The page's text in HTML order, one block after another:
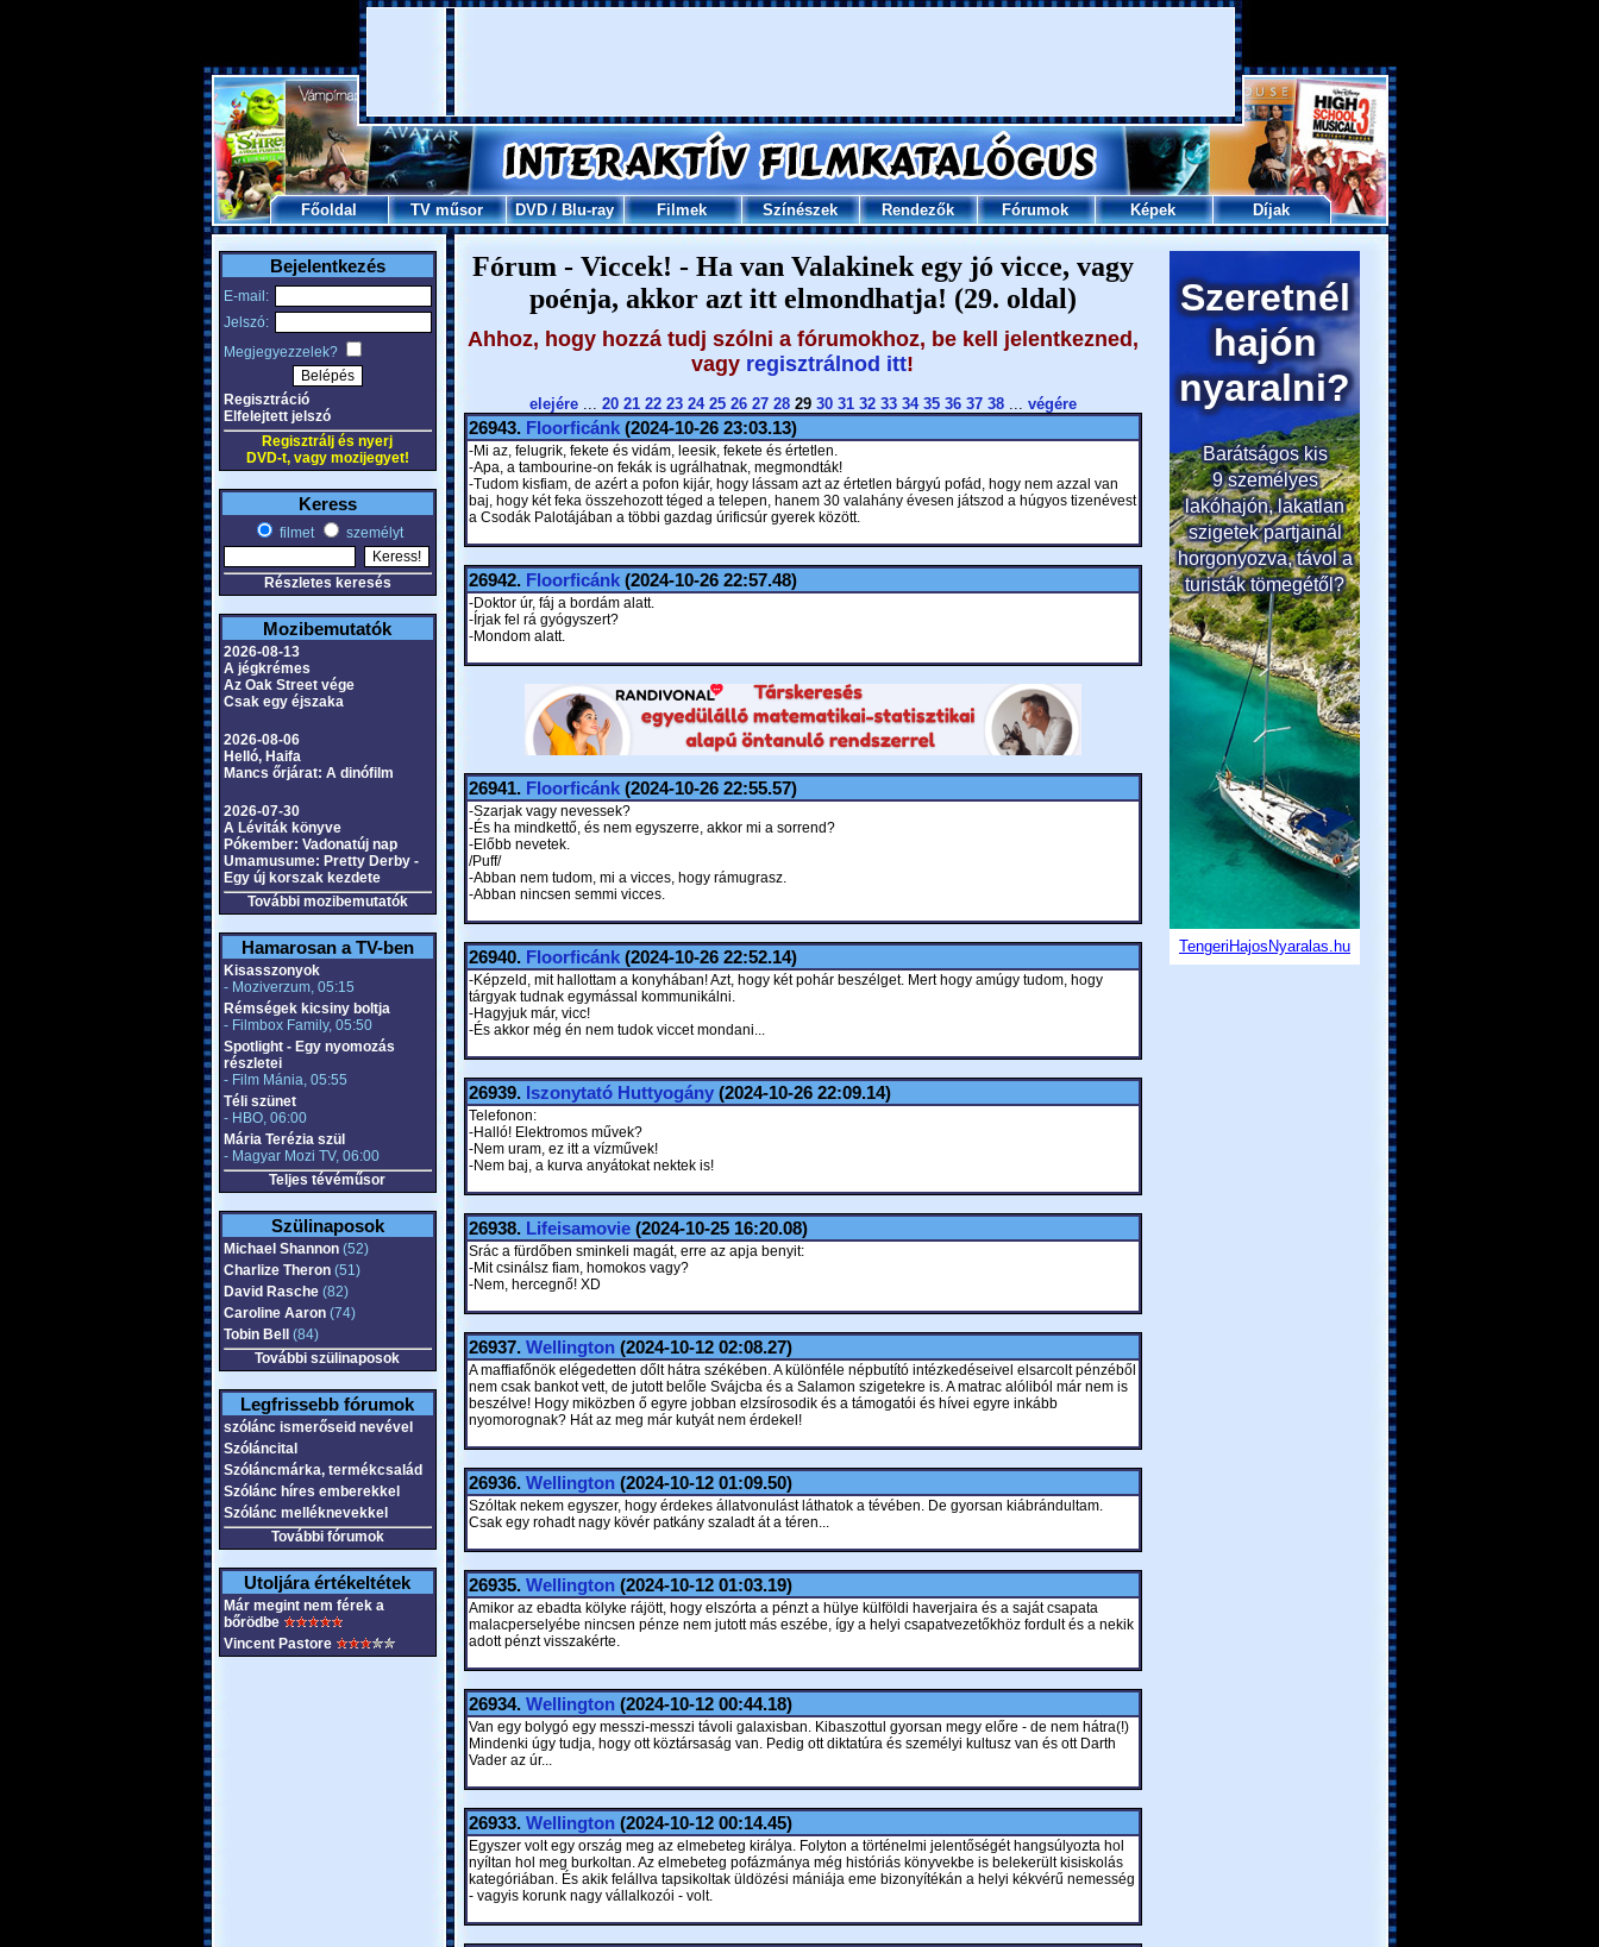
Főoldal TV műsor DVD/Blu-ray Filmek Színészek Rendezők Fórumok Képek Díjak
Bejelentkezés
E-mail:
Jelszó:
Megjegyezzelek?
Regisztráció
Elfelejtett jelszó
Regisztrálj és nyerj
DVD-t, vagy mozijegyet!
Keress
filmet személyt
Részletes keresés
Mozibemutatók
2026-08-13
A jégkrémes
Az Oak Street vége
Csak egy éjszaka
2026-08-06
Helló, Haifa
Mancs őrjárat: A dinófilm
2026-07-30
A Léviták könyve
Pókember: Vadonatúj nap
Umamusume: Pretty Derby -
Egy új korszak kezdete
További mozibemutatók
Hamarosan a TV-ben
Kisasszonyok
- Moziverzum, 05:15
Rémségek kicsiny boltja
- Filmbox Family, 05:50
Spotlight - Egy nyomozás
részletei
- Film Mánia, 05:55
Téli szünet
- HBO, 06:00
Mária Terézia szül
- Magyar Mozi TV, 06:00
Teljes tévéműsor
Szülinaposok
Michael Shannon(52)
Charlize Theron(51)
David Rasche(82)
Caroline Aaron(74)
Tobin Bell
(84)
További szülinaposok
Legfrissebb fórumok
szólánc ismerőseid nevével
Szóláncital
Szóláncmárka, termékcsalád
Szólánc híres emberekkel
Szólánc melléknevekkel
További fórumok
Utoljára értékeltétek
Már megint nem férek a
bőrödbe
Vincent Pastore
Fórum - Viccek! - Ha van Valakinek egy jó vicce, vagy
poénja, akkor azt itt elmondhatja! (29. oldal)
Ahhoz, hogy hozzá tudj szólni a fórumokhoz, be kell jelentkezned,
vagy regisztrálnod itt!
elejére... 20 21 22 23 24 25 26 27 28 29 30 31 32 33 34 35 36 37 38... végére
26943. Floorficánk(2024-10-26 23:03.13)
-Mi az, felugrik, fekete és vidám, leesik, fekete és értetlen.
-Apa, a tambourine-on fekák is ugrálhatnak, megmondták!
-Tudom kisfiam, de azért a pofon kijár, hogy lássam azt az értetlen bárgyú pofád, hogy nem azzal van
baj, hogy két feka összehozott téged a telepen, hanem 30 valahány évesen játszod a húgyos tizenévest
a Csodák Palotájában a többi gazdag úrificsúr gyerek között.
26942. Floorficánk(2024-10-26 22:57.48)
-Doktor úr, fáj a bordám alatt.
-Írjak fel rá gyógyszert?
-Mondom alatt.
26941. Floorficánk(2024-10-26 22:55.57)
-Szarjak vagy nevessek?
-És ha mindkettő, és nem egyszerre, akkor mi a sorrend?
-Előbb nevetek.
/Puff/
-Abban nem tudom, mi a vicces, hogy rámugrasz.
-Abban nincsen semmi vicces.
26940. Floorficánk(2024-10-26 22:52.14)
-Képzeld, mit hallottam a konyhában! Azt, hogy két pohár beszélget. Mert hogy amúgy tudom, hogy
tárgyak tudnak egymással kommunikálni.
-Hagyjuk már, vicc!
-És akkor még én nem tudok viccet mondani...
26939. Iszonytató Huttyogány(2024-10-26 22:09.14)
Telefonon:
-Halló! Elektromos művek?
-Nem uram, ez itt a vízművek!
-Nem baj, a kurva anyátokat nektek is!
26938. Lifeisamovie(2024-10-25 16:20.08)
Srác a fürdőben sminkeli magát, erre az apja benyit:
-Mit csinálsz fiam, homokos vagy?
-Nem, hercegnő! XD
26937. Wellington(2024-10-12 02:08.27)
A maffiafőnök elégedetten dőlt hátra székében. A különféle népbutító intézkedéseivel elsarcolt pénzéből
nem csak bankot vett, de jutott belőle Svájcba és a Salamon szigetekre is. A matrac alóliból már nem is
beszélve! Hogy miközben ő egyre jobban elzsírosodik és a támogatói és hívei egyre inkább
nyomorognak? Hát az meg már kutyát nem érdekel!
26936. Wellington(2024-10-12 01:09.50)
Szóltak nekem egyszer, hogy érdekes állatvonulást láthatok a tévében. De gyorsan kiábrándultam.
Csak egy rohadt nagy kövér patkány szaladt át a téren...
26935. Wellington(2024-10-12 01:03.19)
Amikor az ebadta kölyke rájött, hogy elszórta a pénzt a hülye külföldi haverjaira és a saját csapata
malacperselyébe nincsen pénze nem jutott más eszébe, így a helyi csapatvezetőkhöz fordult és a nekik
adott pénzt visszakérte.
26934. Wellington(2024-10-12 00:44.18)
Van egy bolygó egy messzi-messzi távoli galaxisban. Kibaszottul gyorsan megy előre - de nem hátra(!)
Mindenki úgy tudja, hogy ott köztársaság van. Pedig ott diktatúra és személyi kultusz van és ott Darth
Vader az úr...
26933. Wellington(2024-10-12 00:14.45)
Egyszer volt egy ország meg az elmebeteg királya. Folyton a történelmi jelentőségét hangsúlyozta hol
nyíltan hol meg burkoltan. Az elmebeteg pofázmánya még históriás könyvekbe is belekerült kisiskolás
kategóriában. És akik felállva tapsikoltak üldözési mániája eme bizonyítékán a helyi kékvérű nemesség
- vagyis korunk nagy vállalkozói - volt.